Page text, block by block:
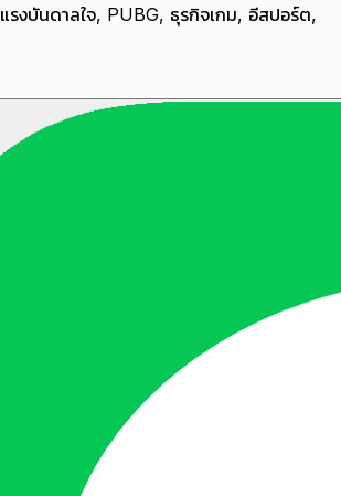
แรงบันดาลใจ, PUBG, ธุรกิจเกม, อีสปอร์ต,